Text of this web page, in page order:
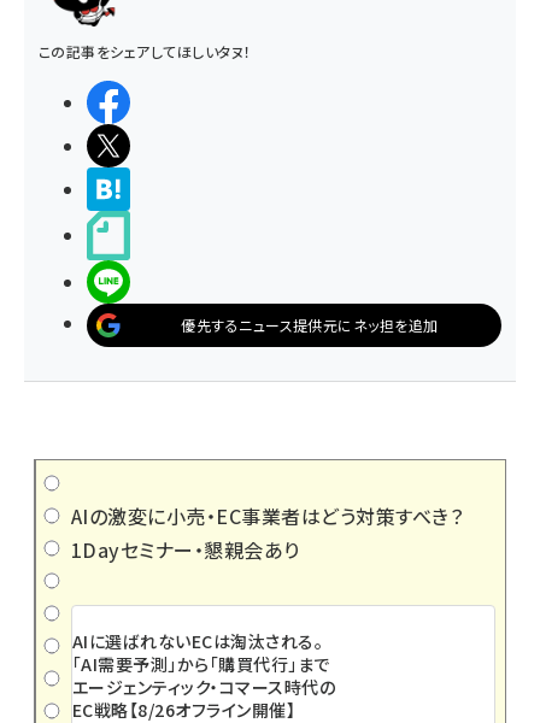
この記事をシェアしてほしいタヌ！
優先するニュース提供元にネッ担を追加
AIの激変に小売・EC事業者はどう対策すべき？
1Dayセミナー・懇親会あり
AIに選ばれないECは淘汰される。
「AI需要予測」から「購買代行」まで
エージェンティック・コマース時代の
EC戦略【8/26オフライン開催】